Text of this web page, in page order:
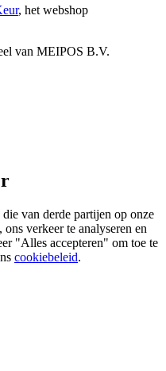
, het webshop
van MEIPOS B.V.
van derde partijen op onze
verkeer te analyseren en
"Alles accepteren" om toe te
cookiebeleid.